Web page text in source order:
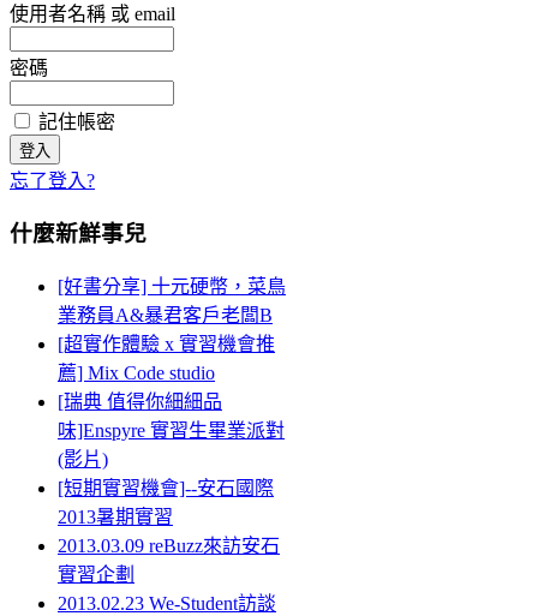
使用者名稱 或 email
密碼
記住帳密
忘了登入?
什麼新鮮事兒
[好書分享] 十元硬幣，菜鳥
業務員A&暴君客戶老闆B
[超實作體驗 x 實習機會推
薦] Mix Code studio
[瑞典 值得你細細品
味]Enspyre 實習生畢業派對
(影片)
[短期實習機會]--安石國際
2013暑期實習
2013.03.09 reBuzz來訪安石
實習企劃
2013.02.23 We-Student訪談